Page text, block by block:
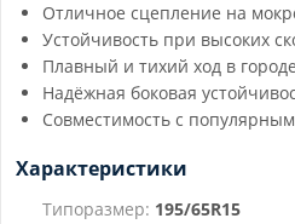
Отличное сцепление на
Устойчивость при высоких
Плавный и тихий ход в городе
Надёжная боковая
Совместимость с
Характеристики
Типоразмер: 195/65R15